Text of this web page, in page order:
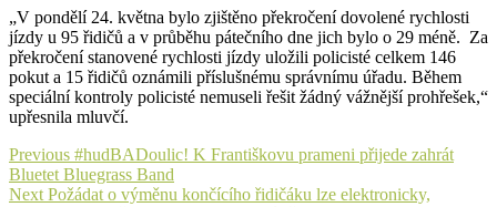
„V pondělí 24. května bylo zjištěno překročení dovolené rychlosti
jízdy u 95 řidičů a v průběhu pátečního dne jich bylo o 29 méně. Za
překročení stanovené rychlosti jízdy uložili policisté celkem 146
pokut a 15 řidičů oznámili příslušnému správnímu úřadu. Během
speciální kontroly policisté nemuseli řešit žádný vážnější prohřešek,“
upřesnila mluvčí.
Navigace
pro
Previous Previous
post:
#hudBADoulic! K Františkovu prameni přijede zahrát
Bluetet Bluegrass Band
Next Next
Požádat o výměnu končícího řidičáku lze elektronicky,